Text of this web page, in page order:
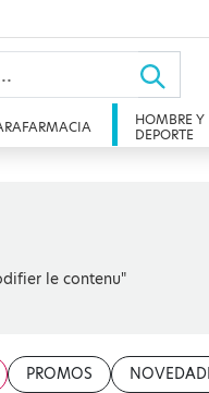
HOMBRE Y
DEPORTE
le contenu"
PROMOS